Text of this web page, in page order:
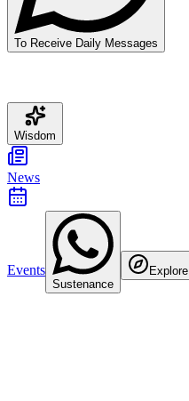
To Receive Daily Messages
Wisdom
News
Events
Sustenance
Explore